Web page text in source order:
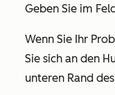
Geben Sie im
Wenn Sie Ihr
Sie sich an den
unteren Rand